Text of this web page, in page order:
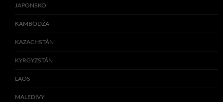
JAPONSKO
KAMBODŽA
KAZACHSTÁN
KYRGYZSTÁN
LAOS
MALEDIVY